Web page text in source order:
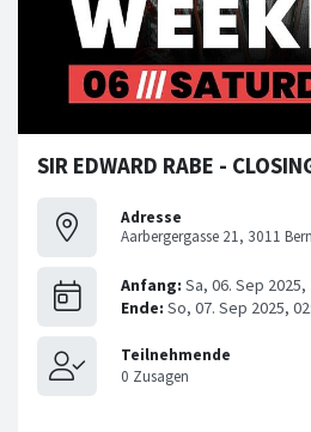
SIR EDWARD RABE -
Adresse
Aarbergergasse 21, 3011